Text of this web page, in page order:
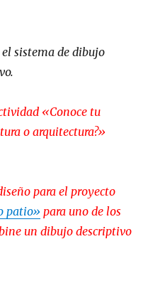
el sistema de dibujo
«Conoce tu
o arquitectura?»
para el proyecto
patio» para uno de los
un dibujo descriptivo